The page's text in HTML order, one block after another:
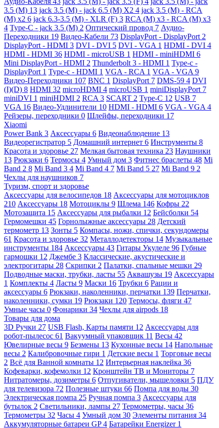
3.5 (M) 13 jack 3.5 (M) - jack 6.5 (M) X2 4 jack 3.5 (M) - RCA
(M) x2 6 jack 6.3-3.5 (M) - XLR (F) 3 RCA (M) x3 - RCA (M) x3
4 Type-C - jack 3.5 (M) 2 Оптический провод 7 Аудио-
Переходники 19 Видео-Кабели 73 DisplayPort - DisplayPort 2
DisplayPort - HDMI 3 DVI - DVI 5 DVI - VGA 1 HDMI - DVI 4
HDMI - HDMI 36 HDMI - microUSB 1 HDMI - miniHDMI 6
Mini DisplayPort - HDMI 2 Thunderbolt 3 - HDMI 1 Type-c -
DisplayPort 1 Type-c - HDMI 1 VGA - RCA 1 VGA - VGA 9
Видео-Переходники 107 BNC 1 DisplayPort 7 DMS-59 4 DVI
(I)(D) 8 HDMI 32 microHDMI 4 microUSB 1 miniDisplayPort 7
miniDVI 1 miniHDMI 2 RCA 3 SCART 2 Type-C 12 USB 7
VGA 16 Видео-Удлинители 10 HDMI - HDMI 6 VGA - VGA 4
Рейзеры, переходники 0 Шлейфы, переходники 17
Xiaomi
Power Bank 3 Аксессуары 6 Видеонаблюдение 13
Видеорегистратор 5 Домашний интернет 6 Инструменты 8
Красота и здоровье 27 Мелкая бытовая техника 23 Наушники
13 Рюкзаки 6 Термосы 4 Умный дом 3 Фитнес браслеты 48 Mi
Band 2 8 Mi Band 3 4 Mi Band 4 7 Mi Band 5 27 Mi Band 9 2
Чехлы для наушников 7
Туризм, спорт и здоровье
Аксессуары для велосипедов 18 Аксессуары для мотоциклов
210 Аксессуары 18 Мотоциклы 9 Шлема 146 Кофры 22
Мотозащита 15 Аксессуары для рыбалки 12 Бейсболки 54
Гермомешки 45 Горнолыжные аксессуары 28 Детский
термометр 13 Зонты 5 Компасы, ножи, спички, секундомеры
61 Красота и здоровье 32 Металлодетекторы 14 Музыкальные
инструменты 184 Аксессуары 43 Гитары Укулеле 96 Губные
гармошки 12 Джембе 3 Классические, акустические и
электрогитары 28 Скрипки 2 Палатки, спальные мешки 29
Подводные маски, трубки, ласты 55 Аквашузы 19 Аксессуары
1 Комплекты 4 Ласты 9 Маски 16 Трубки 6 Рации и
аксессуары 6 Рюкзаки, наколенники, перчатки 139 Перчатки,
наколенники, сумки 19 Рюкзаки 120 Термосы, фляги 47
Умные часы 0 Фонарики 34 Чехлы для airpods 18
Товары для дома
3D Ручки 27 USB Flash, Карты памяти 12 Аксессуары для
робот-пылесос 61 Вакуумный упаковщик 11 Весы 42
Ювелирные весы 9 Безмены 13 Кухонные весы 14 Напольные
весы 2 Калибровочные гири 1 Детские весы 1 Торговые весы
2 Всё для Ванной комнаты 12 Интерьерная наклейка 36
Кофеварки, кофемолки 12 Кронштейн ТВ и Мониторы 7
Нитратомеры, дозиметры 6 Отпугиватели, мышеловки 5 ПДУ
для телевизора 72 Полезные штуки 66 Помпа для воды 30
Электрическая помпа 25 Ручная помпа 3 Аксессуары для
бутылок 2 Светильники, лампы 27 Термометры, часы 36
Термометры 32 Часы 4 Умный дом 30 Элементы питания 34
Аккумуляторные батареи GP4 Батарейки Energizer 1